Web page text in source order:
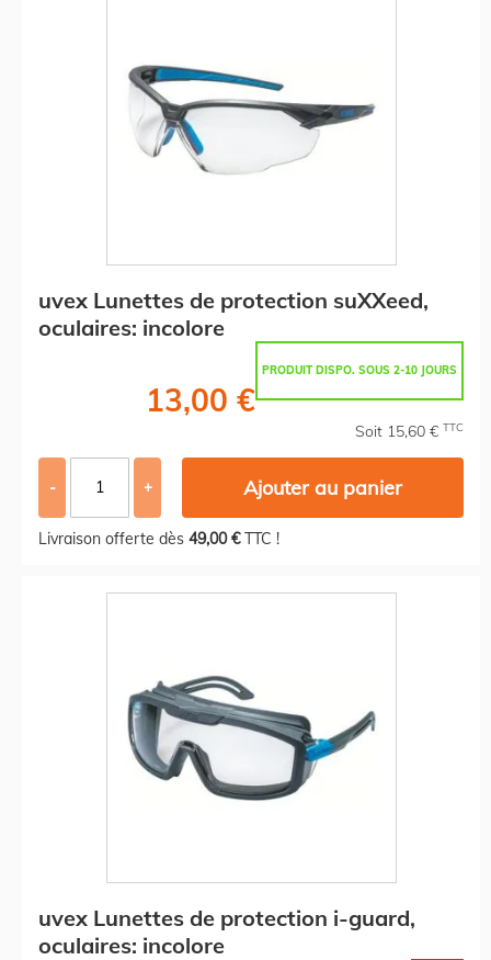
uvex Lunettes de protection suXXeed,
oculaires: incolore
PRODUIT DISPO. SOUS 2-10 JOURS
13,00 €
Soit 15,60 € TTC
- + Ajouter au panier
Livraison offerte dès 49,00 €TTC !
uvex Lunettes de protection i-guard,
oculaires: incolore